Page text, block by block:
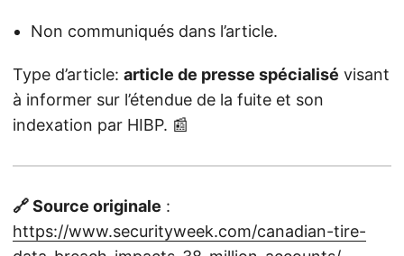
Non communiqués dans l’article.
Type d’article: article de presse spécialisé visant
à informer sur l’étendue de la fuite et son
indexation par HIBP. 📰
🔗 Source originale :
https://www.securityweek.com/canadian-tire-